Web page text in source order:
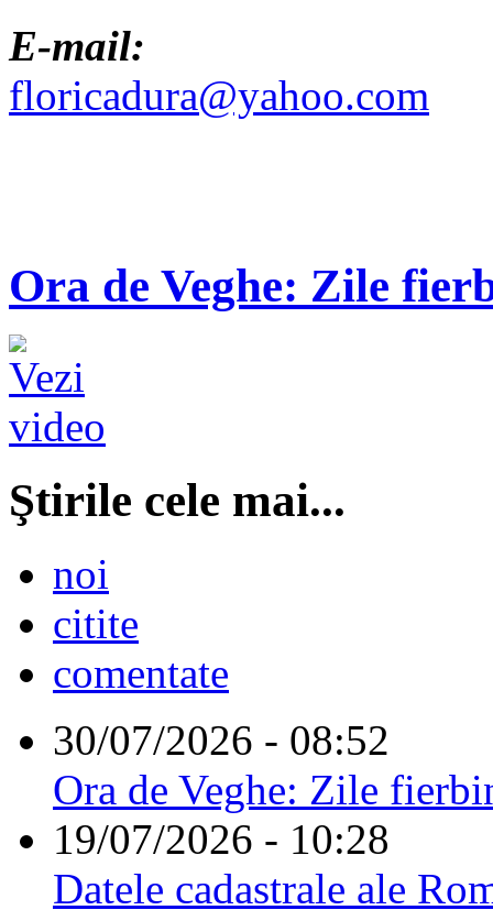
E-mail:
floricadura@yahoo.com
Ora de Veghe: Zile
Ştirile cele mai...
noi
citite
comentate
30/07/2026 - 08:52
Ora de Veghe: Zile
19/07/2026 - 10:28
Datele cadastrale ale